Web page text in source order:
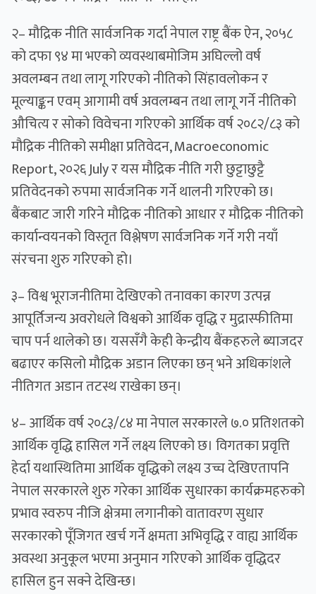
२– मौद्रिक नीति सार्वजनिक गर्दा नेपाल राष्ट्र बैंक ऐन, २०५८
को दफा ९४ मा भएको व्यवस्थाबमोजिम अघिल्लो वर्ष
अवलम्बन तथा लागू गरिएको नीतिको सिंहावलोकन र
मूल्याङ्कन एवम् आगामी वर्ष अवलम्बन तथा लागू गर्ने नीतिको
औचित्य र सोको विवेचना गरिएको आर्थिक वर्ष २०८२/८३ को
मौद्रिक नीतिको समीक्षा प्रतिवेदन, Macroeconomic
Report, २०२६ July र यस मौद्रिक नीति गरी छुट्टाछुट्टै
प्रतिवेदनको रुपमा सार्वजनिक गर्ने थालनी गरिएको छ।
बैंकबाट जारी गरिने मौद्रिक नीतिको आधार र मौद्रिक नीतिको
कार्यान्वयनको विस्तृत विश्लेषण सार्वजनिक गर्ने गरी नयाँ
संरचना शुरु गरिएको हो।
३– विश्व भूराजनीतिमा देखिएको तनावका कारण उत्पन्न
आपूर्तिजन्य अवरोधले विश्वको आर्थिक वृद्धि र मुद्रास्फीतिमा
चाप पर्न थालेको छ। यससँगै केही केन्द्रीय बैंकहरुले ब्याजदर
बढाएर कसिलो मौद्रिक अडान लिएका छन् भने अधिकांशले
नीतिगत अडान तटस्थ राखेका छन्।
४– आर्थिक वर्ष २०८३/८४ मा नेपाल सरकारले ७.० प्रतिशतको
आर्थिक वृद्धि हासिल गर्ने लक्ष्य लिएको छ। विगतका प्रवृत्ति
हेर्दा यथास्थितिमा आर्थिक वृद्धिको लक्ष्य उच्च देखिएतापनि
नेपाल सरकारले शुरु गरेका आर्थिक सुधारका कार्यक्रमहरुको
प्रभाव स्वरुप नीजि क्षेत्रमा लगानीको वातावरण सुधार
सरकारको पूँजिगत खर्च गर्ने क्षमता अभिवृद्धि र वाह्य आर्थिक
अवस्था अनुकूल भएमा अनुमान गरिएको आर्थिक वृद्धिदर
हासिल हुन सक्ने देखिन्छ।